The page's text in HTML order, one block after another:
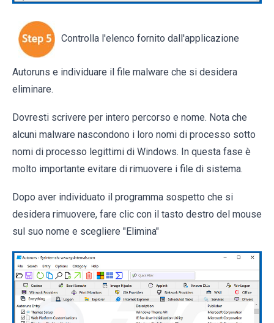
Controlla l'elenco fornito dall'applicazione
Autoruns e individuare il file malware che si desidera
eliminare.
Dovresti scrivere per intero percorso e nome. Nota che
alcuni malware nascondono i loro nomi di processo sotto
nomi di processo legittimi di Windows. In questa fase è
molto importante evitare di rimuovere i file di sistema.
Dopo aver individuato il programma sospetto che si
desidera rimuovere, fare clic con il tasto destro del mouse
sul suo nome e scegliere "Elimina"